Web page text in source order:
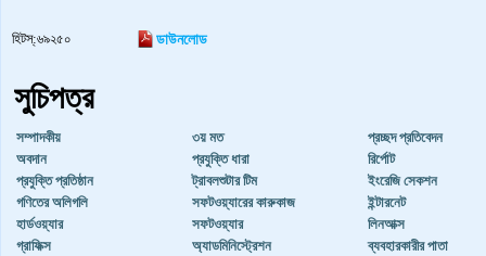
হিটস্:৬৯২৫০ ডাউনলোড
সুচিপত্র
সম্পাদকীয় ৩য় মত
প্রচ্ছদ প্রতিবেদন
অবদান
প্রযুক্তি ধারা
রির্পোট
প্রযুক্তি প্রতিষ্ঠান
ট্রাবলশুটার টিম
ইংরেজি সেকশন
গণিতের অলিগলি
সফটওয়্যারের কারুকাজ
ইন্টারনেট
হার্ডওয়্যার
সফটওয়্যার
লিনআক্স
গ্রাফিক্স
অ্যাডমিনিস্ট্রেশন
ব্যবহারকারীর পাতা